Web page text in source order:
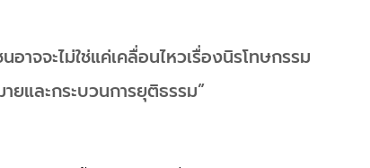
อาจจะไม่ใช่แค่เคลื่อนไหวเรื่องนิรโทษกรรม
ยและกระบวนการยุติธรรม”